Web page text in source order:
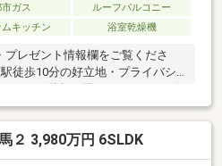
市ガス
ルーフバルコニー
キッチン 浴室乾燥機
プレゼント情報欄をご覧くださ
徒歩10分の好立地・プライバシ
イン車庫・ビルトイン食洗機付
機付きで寒い冬も安心・不在時
辺環境・スーパービッグエー：
アクロスプラザ：車で約3分・ら
２ 3,980万円 6SLDK